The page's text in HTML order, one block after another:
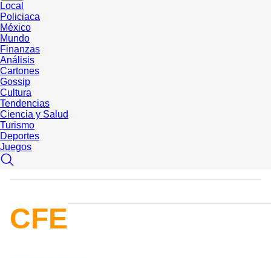
Local
Policiaca
México
Mundo
Finanzas
Análisis
Cartones
Gossip
Cultura
Tendencias
Ciencia y Salud
Turismo
Deportes
Juegos
CFE